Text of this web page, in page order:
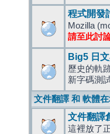
程式開發
Mozilla
請至此討論
Big5 日
歷史的軌
新字碼測
文件翻譯 和 軟體
文件翻譯
這裡放了